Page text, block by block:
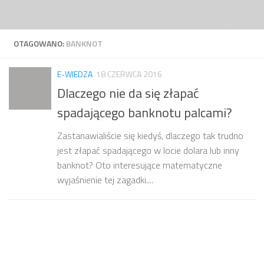
OTAGOWANO:BANKNOT
E-WIEDZA 18 CZERWCA 2016
Dlaczego nie da się złapać
spadającego banknotu palcami?
Zastanawialiście się kiedyś, dlaczego tak trudno
jest złapać spadającego w locie dolara lub inny
banknot? Oto interesujące matematyczne
wyjaśnienie tej zagadki....